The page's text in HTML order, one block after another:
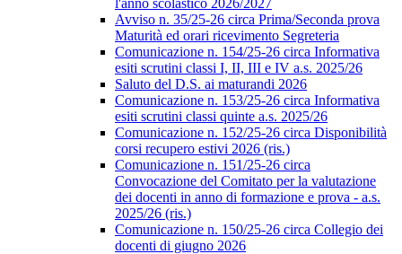
l'anno scolastico 2026/2027
Avviso n. 35/25-26 circa Prima/Seconda prova
Maturità ed orari ricevimento Segreteria
Comunicazione n. 154/25-26 circa Informativa
esiti scrutini classi I, II, III e IV a.s. 2025/26
Saluto del D.S. ai maturandi 2026
Comunicazione n. 153/25-26 circa Informativa
esiti scrutini classi quinte a.s. 2025/26
Comunicazione n. 152/25-26 circa Disponibilità
corsi recupero estivi 2026 (ris.)
Comunicazione n. 151/25-26 circa
Convocazione del Comitato per la valutazione
dei docenti in anno di formazione e prova - a.s.
2025/26 (ris.)
Comunicazione n. 150/25-26 circa Collegio dei
docenti di giugno 2026